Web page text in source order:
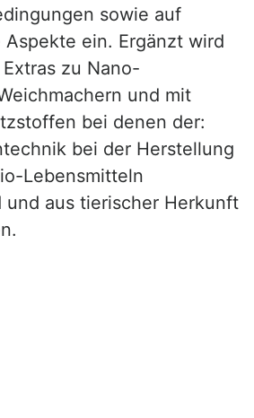
sowie auf
ein. Ergänzt wird
zu Nano-
und mit
bei denen der:
bei der Herstellung
Lebensmitteln
und aus tierischer Herkunft